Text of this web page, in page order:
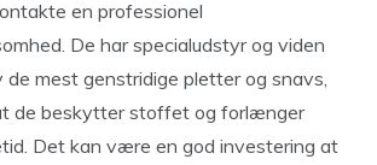
en professionel
De har specialudstyr og viden
de mest genstridige pletter og snavs,
de beskytter stoffet og forlænger
Det kan være en god investering at